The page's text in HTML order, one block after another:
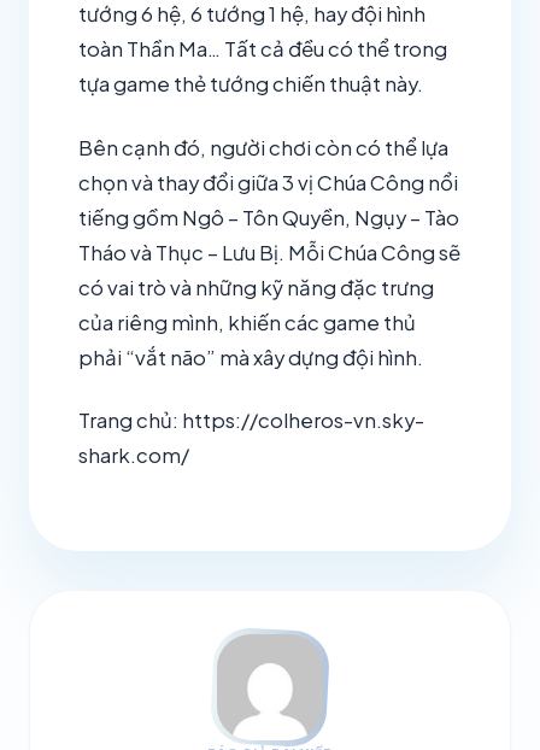
tướng 6 hệ, 6 tướng 1 hệ, hay đội hình
toàn Thần Ma… Tất cả đều có thể trong
tựa game thẻ tướng chiến thuật này.
Bên cạnh đó, người chơi còn có thể lựa
chọn và thay đổi giữa 3 vị Chúa Công nổi
tiếng gồm Ngô – Tôn Quyền, Ngụy – Tào
Tháo và Thục – Lưu Bị. Mỗi Chúa Công sẽ
có vai trò và những kỹ năng đặc trưng
của riêng mình, khiến các game thủ
phải “vắt não” mà xây dựng đội hình.
Trang chủ: https://colheros-vn.sky-
shark.com/